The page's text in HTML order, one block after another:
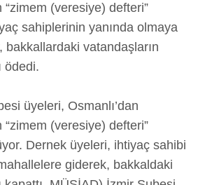
(veresiye) defteri”
sahiplerinin yanında olmaya
bakkallardaki vatandaşların
ödedi.
üyeleri, Osmanlı’dan
(veresiye) defteri”
Dernek üyeleri, ihtiyaç sahibi
giderek, bakkaldaki